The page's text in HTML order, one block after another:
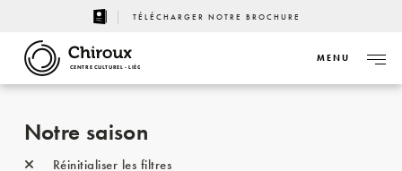
TÉLÉCHARGER NOTRE BROCHURE
CENTRE CULTUREL - LIÈGE
MENU
Notre saison
Réinitialiser les filtres